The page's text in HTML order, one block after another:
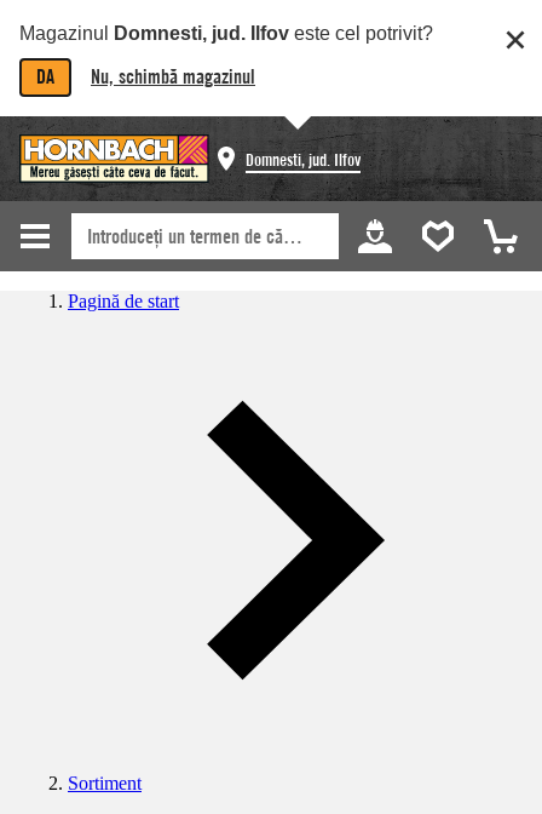
Magazinul Domnesti, jud. Ilfov este cel potrivit?
DA Nu, schimbă magazinul
Domnesti, jud. Ilfov
Pagină de start
Sortiment